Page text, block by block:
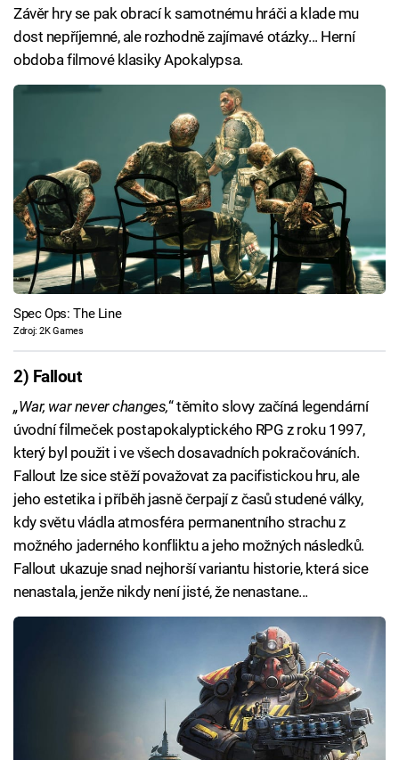
Závěr hry se pak obrací k samotnému hráči a klade mu
dost nepříjemné, ale rozhodně zajímavé otázky... Herní
obdoba filmové klasiky Apokalypsa.
Spec Ops: The Line
Zdroj: 2K Games
2) Fallout
„War, war never changes,“ těmito slovy začíná legendární
úvodní filmeček postapokalyptického RPG z roku 1997,
který byl použit i ve všech dosavadních pokračováních.
Fallout lze sice stěží považovat za pacifistickou hru, ale
jeho estetika i příběh jasně čerpají z časů studené války,
kdy světu vládla atmosféra permanentního strachu z
možného jaderného konfliktu a jeho možných následků.
Fallout ukazuje snad nejhorší variantu historie, která sice
nenastala, jenže nikdy není jisté, že nenastane...